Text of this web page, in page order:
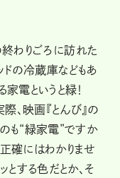
わりごろに訪れた
ドの冷蔵庫などもあ
電というと緑！
、映画『とんび』の
も“緑家電”ですか
確にはわかりませ
とする色だとか、そ